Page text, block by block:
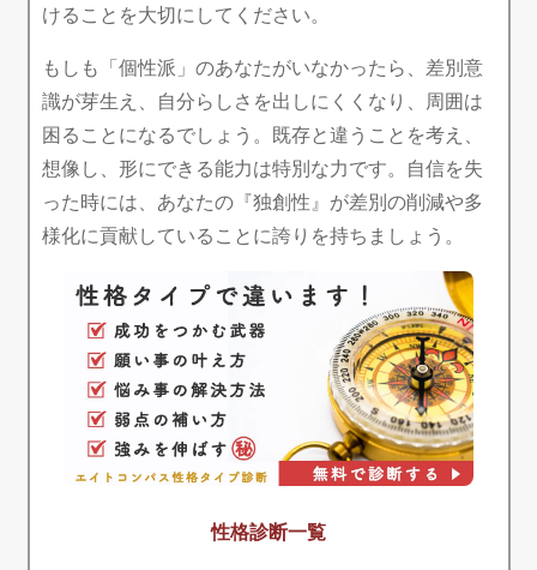
けることを大切にしてください。
もしも「個性派」のあなたがいなかったら、差別意
識が芽生え、自分らしさを出しにくくなり、周囲は
困ることになるでしょう。既存と違うことを考え、
想像し、形にできる能力は特別な力です。自信を失
った時には、あなたの『独創性』が差別の削減や多
様化に貢献していることに誇りを持ちましょう。
性格診断一覧